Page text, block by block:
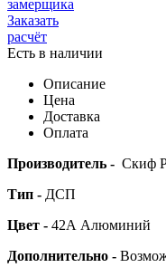
замерщика
Заказать
расчёт
Есть в наличии
Описание
Цена
Доставка
Оплата
Производитель - Скиф
Тип - ДСП
Цвет - 42А Алюминий
Дополнительно -